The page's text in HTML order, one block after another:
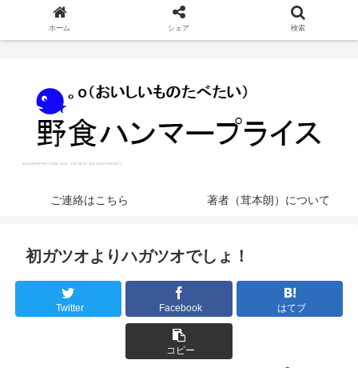
ご連絡はこちら 著者（茸本朗）について
初ガツオよりハガツオでしょ！
Twitter Facebook はてブ
コピー
ホーム シェア 検索